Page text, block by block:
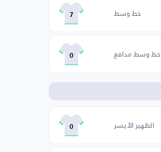
خط وسط 7
خط وسط مدافع 0
الظهير الأيسر 0